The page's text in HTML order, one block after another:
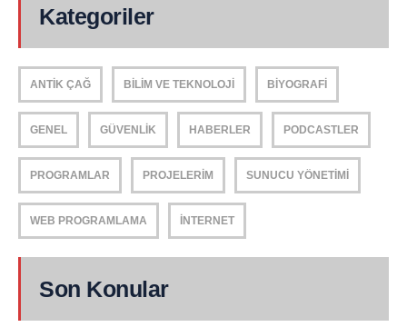
Kategoriler
ANTIK ÇAĞ BILIM VE TEKNOLOJI BIYOGRAFI
GENEL GÜVENLIK HABERLER PODCASTLER
PROGRAMLAR PROJELERIM SUNUCU YÖNETIMI
WEB PROGRAMLAMA İNTERNET
Son Konular